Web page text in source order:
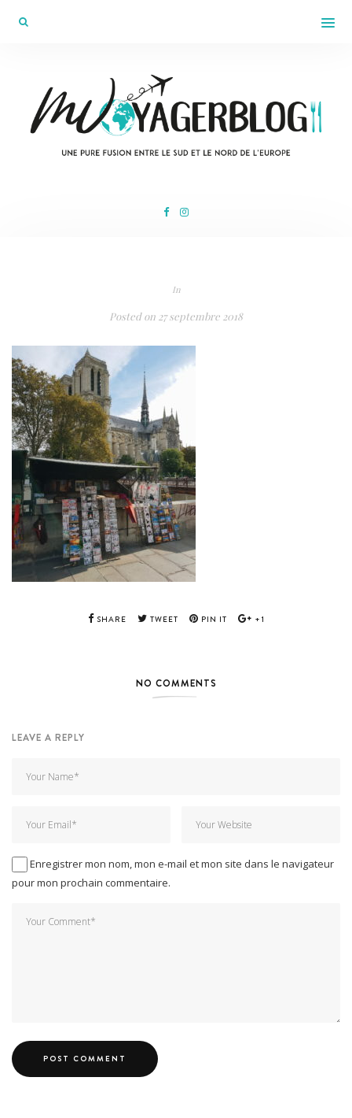
In
Posted on 27 septembre 2018
SHARE TWEET PIN IT +1
NO COMMENTS
LEAVE A REPLY
Enregistrer mon nom, mon e-mail et mon site dans le navigateur
pour mon prochain commentaire.